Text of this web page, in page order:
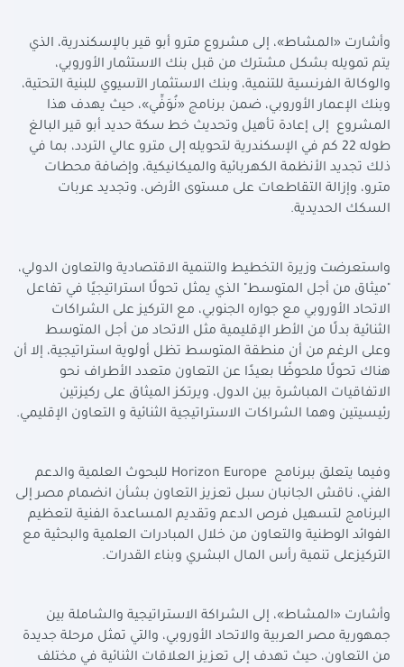
وأشارت «المشاط»، إلى مشروع مترو أبو قير بالإسكندرية، الذي
يتم تمويله بشكل مشترك من قبل بنك الاستثمار الأوروبي،
والوكالة الفرنسية للتنمية، وبنك الاستثمار الآسيوي للبنية التحتية،
وبنك الإعمار الأوروبي، ضمن برنامج «نُوَفِّي»، حيث يهدف هذا
المشروع إلى إعادة تأهيل وتحديث خط سكة حديد أبو قير البالغ
طوله 22 كم في الإسكندرية لتحويله إلى مترو عالي التردد، بما في
ذلك تجديد الأنظمة الكهربائية والميكانيكية، وإضافة محطات
مترو، وإزالة التقاطعات على مستوى الأرض، وتجديد عربات
السكك الحديدية.
واستعرضت وزيرة التخطيط والتنمية الاقتصادية والتعاون الدولي،
"ميثاق من أجل المتوسط" الذي يمثل تحولًا استراتيجيًا في تفاعل
الاتحاد الأوروبي مع جواره الجنوبي، مع التركيز على الشراكات
الثنائية بدلًا من الأطر الإقليمية مثل الاتحاد من أجل المتوسط
وعلى الرغم من أن منطقة المتوسط تظل أولوية استراتيجية، إلا أن
هناك تحولًا ملحوظًا بعيدًا عن التعاون متعدد الأطراف نحو
الاتفاقيات المباشرة بين الدول، ويرتكز الميثاق على ركيزتين
رئيسيتين وهما الشراكات الاستراتيجية الثنائية و التعاون الإقليمي.
وفيما يتعلق ببرنامج Horizon Europe للبحوث العلمية والدعم
الفني، ناقش الجانبان سبل تعزيز التعاون بشأن انضمام مصر إلى
البرنامج لتسهيل فرص الدعم وتقديم المساعدة الفنية لتعظيم
الفوائد الوطنية والتعاون من خلال المبادرات العلمية والبحثية مع
التركيزعلى تنمية رأس المال البشري وبناء القدرات.
وأشارت «المشاط»، إلى الشراكة الاستراتيجية والشاملة بين
جمهورية مصر العربية والاتحاد الأوروبي، والتي تمثل مرحلة جديدة
من التعاون، حيث تهدف إلى تعزيز العلاقات الثنائية في مختلف